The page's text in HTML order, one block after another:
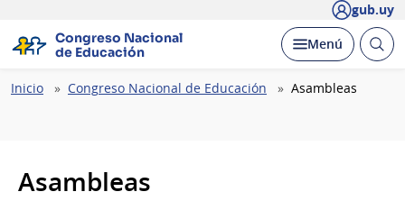
gub.uy
Congreso Nacional
de Educación
Desplegar
Menú Abrir
Ruta
Inicio Congreso Nacional de Educación Asambleas
Asambleas